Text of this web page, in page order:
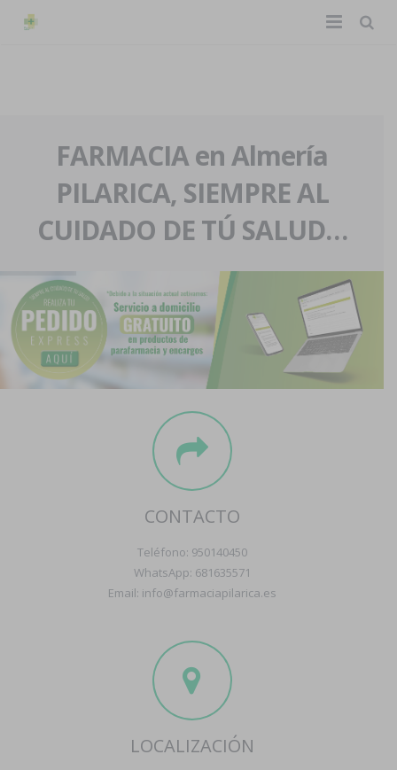
La farmacia
Nuestra historia
Nuestro equipo
Eventos
Servicios y reservas
Pedidos express
Blog
Contacto
Boletín
FARMACIA en Almería
PILARICA, SIEMPRE AL
CUIDADO DE TÚ SALUD…
CONTACTO
Teléfono: 950140450
WhatsApp: 681635571
Email: info@farmaciapilarica.es
LOCALIZACIÓN